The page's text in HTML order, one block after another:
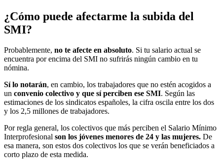
¿Cómo puede afectarme la subida del
SMI?
Probablemente, no te afecte en absoluto. Si tu salario actual se
encuentra por encima del SMI no sufrirás ningún cambio en tu
nómina.
Sí lo notarán, en cambio, los trabajadores que no estén acogidos a
un convenio colectivo y que sí perciben ese SMI. Según las
estimaciones de los sindicatos españoles, la cifra oscila entre los dos
y los 2,5 millones de trabajadores.
Por regla general, los colectivos que más perciben el Salario Mínimo
Interprofesional son los jóvenes menores de 24 y las mujeres. De
esa manera, son estos dos colectivos los que se verán beneficiados a
corto plazo de esta medida.